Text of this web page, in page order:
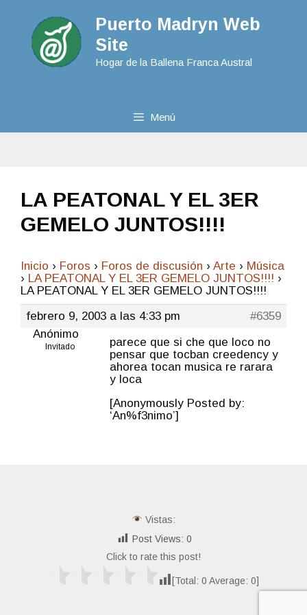
Puerto Madryn Web
Site
Hogar de la Ballena Franca Austral
Menú
LA PEATONAL Y EL 3ER
GEMELO JUNTOS!!!!
Inicio › Foros › Foros de discusión › Arte › Música
› LA PEATONAL Y EL 3ER GEMELO JUNTOS!!!! ›
LA PEATONAL Y EL 3ER GEMELO JUNTOS!!!!
febrero 9, 2003 a las 4:33 pm
#6359
Anónimo
Invitado
parece que si che que loco no
pensar que tocban creedency y
ahorea tocan musica re rarara
y loca
[Anonymously Posted by:
‘An%f3nimo’]
Vistas:
Post Views: 0
Click to rate this post!
[Total: 0 Average: 0]